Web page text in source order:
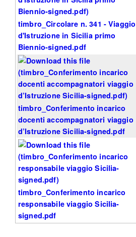
timbro_Circolare n. 341 - Viaggio
d'Istruzione in Sicilia primo
Biennio-signed.pdf
timbro_Conferimento incarico
docenti accompagnatori viaggio
d’Istruzione Sicilia-signed.pdf
timbro_Conferimento incarico
responsabile viaggio Sicilia-
signed.pdf